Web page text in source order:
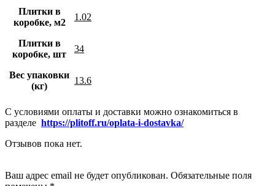
Плитки в
коробке, м2
1.02
Плитки в
коробке, шт
34
Вес упаковки
(кг)
13.6
С условиями оплаты и доставки можно ознакомиться в
разделе https://plitoff.ru/oplata-i-dostavka/
Отзывов пока нет.
Ваш адрес email не будет опубликован. Обязательные поля